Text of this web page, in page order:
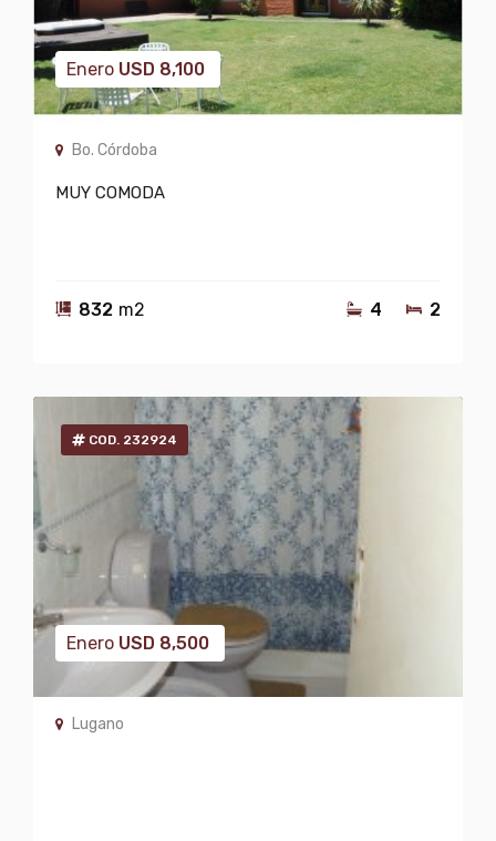
Enero USD 8,100
Bo. Córdoba
MUY COMODA
832 m2 2
4
COD. 232924
Enero USD 8,500
Lugano